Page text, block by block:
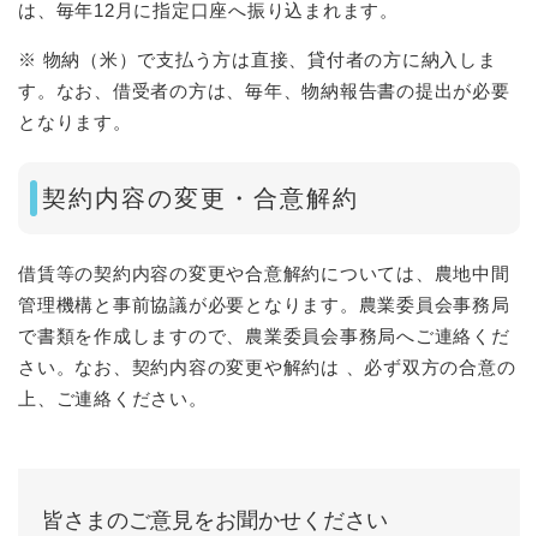
は、毎年12月に指定口座へ振り込まれます。
※ 物納（米）で支払う方は直接、貸付者の方に納入しま
す。なお、借受者の方は、毎年、物納報告書の提出が必要
となります。
契約内容の変更・合意解約
借賃等の契約内容の変更や合意解約については、農地中間
管理機構と事前協議が必要となります。農業委員会事務局
で書類を作成しますので、農業委員会事務局へご連絡くだ
さい。なお、契約内容の変更や解約は 、必ず双方の合意の
上、ご連絡ください。
皆さまのご意見をお聞かせください